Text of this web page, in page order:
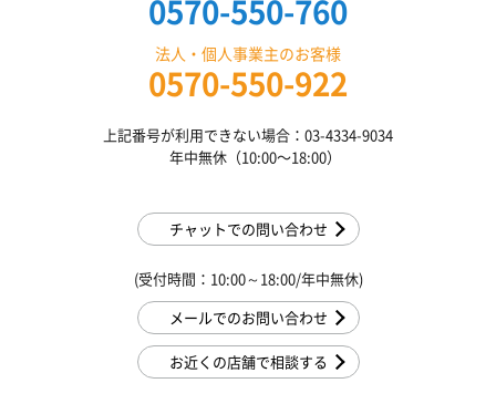
0570-550-760
法人・個人事業主のお客様
0570-550-922
上記番号が利用できない場合：03-4334-9034
年中無休（10:00〜18:00）
チャットでの問い合わせ
(受付時間：10:00～18:00/年中無休)
メールでのお問い合わせ
お近くの店舗で相談する